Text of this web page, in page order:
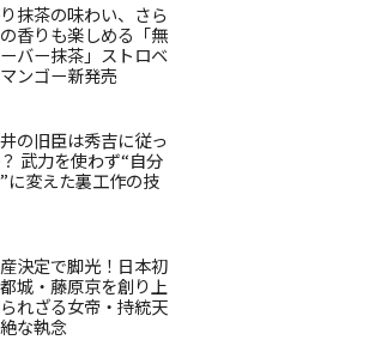
抹茶の味わい、さら
香りも楽しめる「無
バー抹茶」ストロベ
ンゴー新発売
の旧臣は秀吉に従っ
武力を使わず“自分
に変えた裏工作の技
決定で脚光！日本初
城・藤原京を創り上
れざる女帝・持統天
な執念